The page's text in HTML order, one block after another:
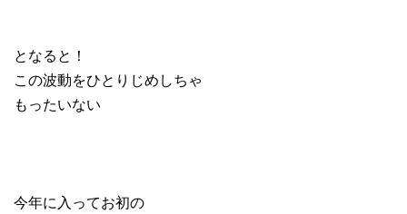
となると！
この波動をひとりじめしちゃ
もったいない
今年に入ってお初の